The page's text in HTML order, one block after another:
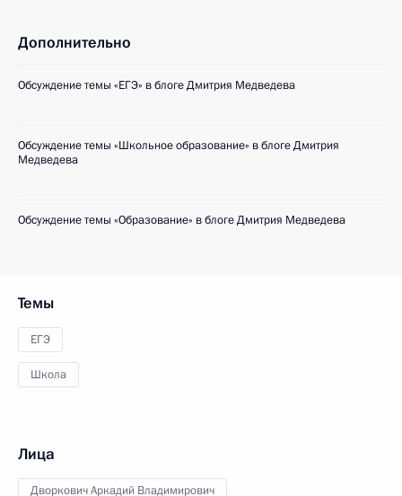
Дополнительно
Обсуждение темы «ЕГЭ» в блоге Дмитрия Медведева
Обсуждение темы «Школьное образование» в блоге Дмитрия
Медведева
Обсуждение темы «Образование» в блоге Дмитрия Медведева
Темы
ЕГЭ
Школа
Лица
Дворкович Аркадий Владимирович